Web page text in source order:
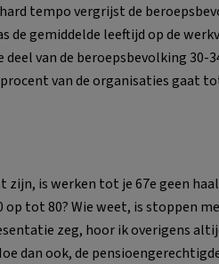
tempo vergrijst de
de gemiddelde leeftijd op de
van de beroepsbevolking 30-
van de organisaties gaat
is werken tot je 67e geen
tot 80? Wie weet, is stoppen
zeg, hoor ik overigens
dan ook, de